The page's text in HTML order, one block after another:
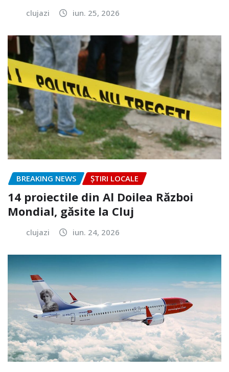
clujazi iun. 25, 2026
BREAKING NEWS ȘTIRI LOCALE
14 proiectile din Al Doilea Război
Mondial, găsite la Cluj
clujazi iun. 24, 2026